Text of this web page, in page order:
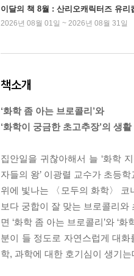
이달의 책 8월 : 산리오캐릭터즈 유리
2026년 08월 01일 ~ 2026년 08월 31일
책소개
‘화학 좀 아는 브로콜리’와
‘화학이 궁금한 초고추장’의 생
집안일을 귀찮아해서 늘 ‘화학
자들의 왕’ 이광렬 교수가 초등
위에 빛나는 〈모두의 화학〉
보다 궁합이 잘 맞는 브로콜리
면 ‘화학 좀 아는 브로콜리’와 ‘
분이 들 정도로 자연스럽게 대
학, 과학에 대한 호기심이 생기